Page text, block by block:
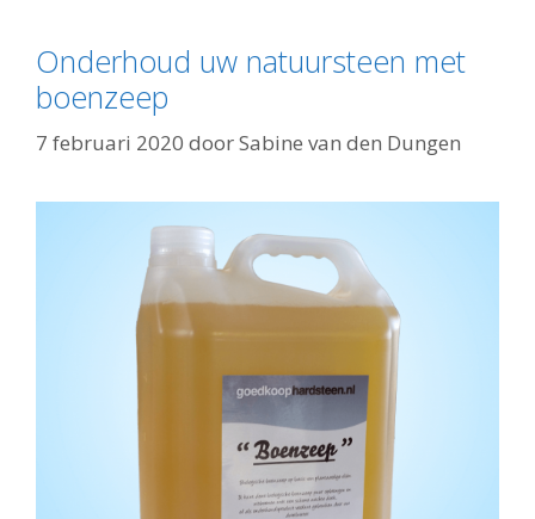
Onderhoud uw natuursteen met
boenzeep
7 februari 2020 doorSabine van den Dungen